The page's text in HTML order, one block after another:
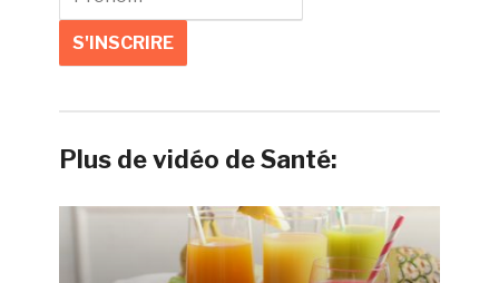
Plus de vidéo de Santé: